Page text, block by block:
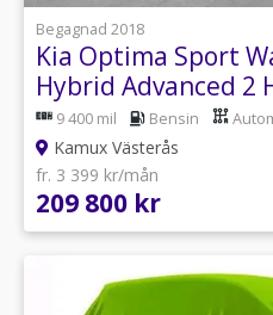
Begagnad 2018
Kia Optima Sport
Hybrid Advanced 2
9 400 mil Bensin
Kamux Västerås
fr. 3 399 kr/mån
209 800 kr